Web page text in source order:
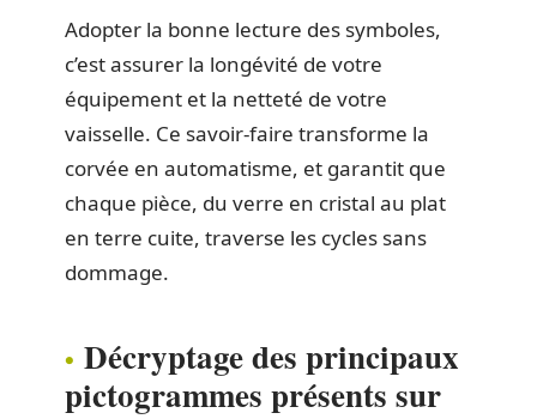
Adopter la bonne lecture des symboles,
c’est assurer la longévité de votre
équipement et la netteté de votre
vaisselle. Ce savoir-faire transforme la
corvée en automatisme, et garantit que
chaque pièce, du verre en cristal au plat
en terre cuite, traverse les cycles sans
dommage.
Décryptage des principaux
pictogrammes présents sur